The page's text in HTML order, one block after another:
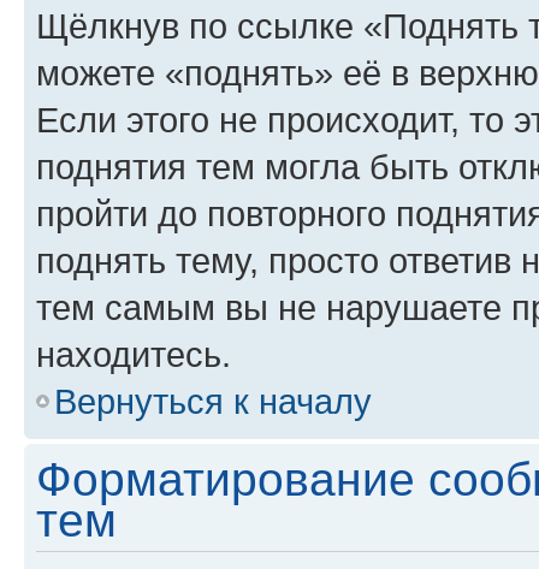
Щёлкнув по ссылке «Поднять
можете «поднять» её в
Если этого не происходит, то
поднятия тем могла быть
пройти до повторного
поднять тему, просто ответив
тем самым вы не нарушаете
находитесь.
Вернуться к началу
Форматирование
тем